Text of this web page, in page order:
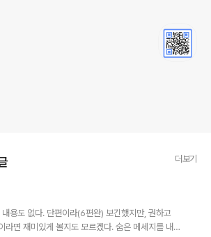
더보기
용도 없다. 단편이라(6편완) 보긴했지만, 권하고
라면 재미있게 볼지도 모르겠다. 숨은 메세지를 내